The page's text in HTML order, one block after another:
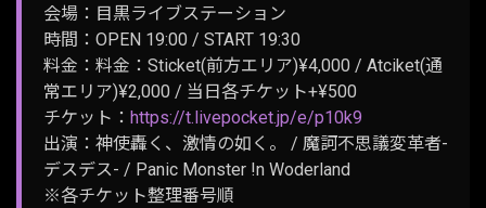
会場：目黒ライブステーション
時間：OPEN 19:00 / START 19:30
料金：料金：Sticket(前方エリア)¥4,000 / Atciket(通
常エリア)¥2,000 / 当日各チケット+¥500
チケット： https://t.livepocket.jp/e/p10k9
出演：神使轟く、激情の如く。 / 魔訶不思議変革者-
デスデス- / Panic Monster !n Woderland
※各チケット整理番号順